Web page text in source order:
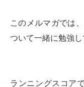
このメルマガでは
ついて一緒に勉強し
ランニングスコア